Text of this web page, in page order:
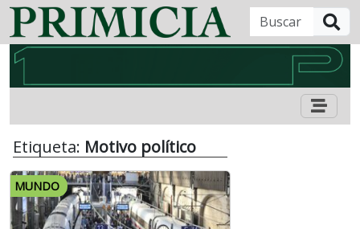
Etiqueta: Motivo político
MUNDO